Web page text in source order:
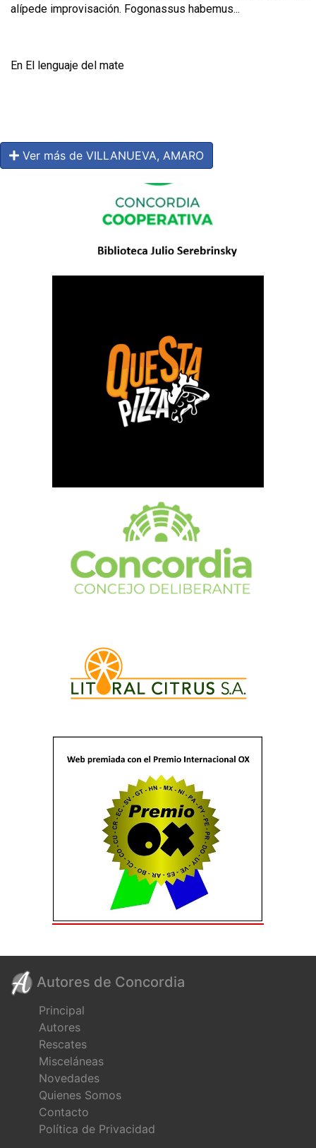
alípede improvisación. Fogonassus habemus...
En El lenguaje del mate
Ver más de VILLANUEVA, AMARO
Autores de Concordia
Principal
Autores
Rescates
Misceláneas
Novedades
Quienes Somos
Contacto
Política de Privacidad